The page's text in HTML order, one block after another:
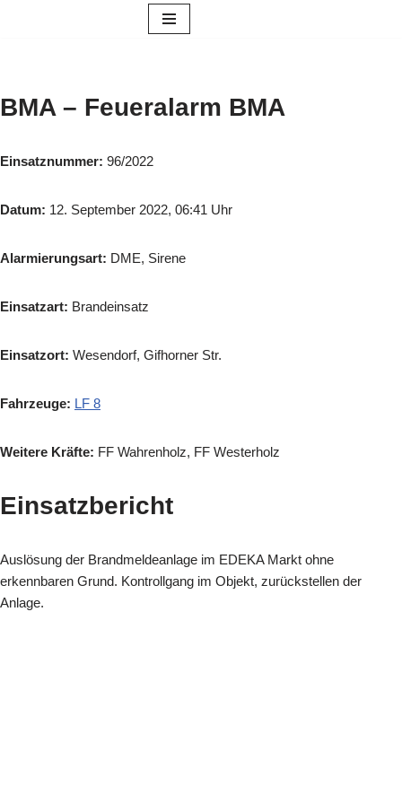
BMA – Feueralarm BMA
Einsatznummer: 96/2022
Datum: 12. September 2022, 06:41 Uhr
Alarmierungsart: DME, Sirene
Einsatzart: Brandeinsatz
Einsatzort: Wesendorf, Gifhorner Str.
Fahrzeuge: LF 8
Weitere Kräfte: FF Wahrenholz, FF Westerholz
Einsatzbericht
Auslösung der Brandmeldeanlage im EDEKA Markt ohne
erkennbaren Grund. Kontrollgang im Objekt, zurückstellen der
Anlage.